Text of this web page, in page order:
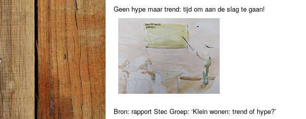
Geen hype maar trend: tijd om aan de slag te gaan!
Bron: rapport Stec Groep: ‘Klein wonen: trend of hype?’